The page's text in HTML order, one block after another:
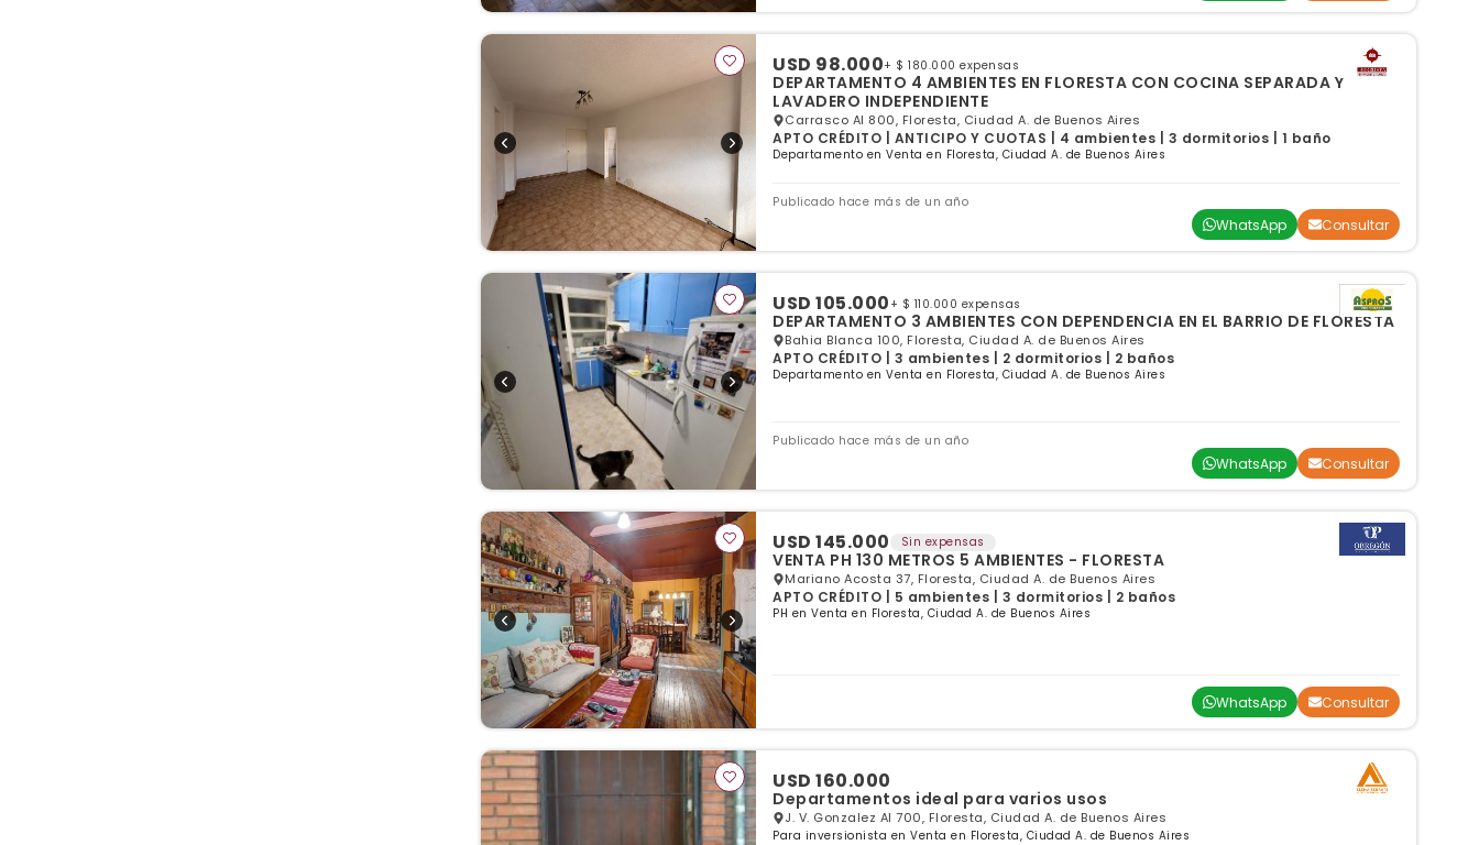
USD 98.000+ $ 180.000 expensas
DEPARTAMENTO 4 AMBIENTES EN FLORESTA CON COCINA SEPARADA Y
LAVADERO INDEPENDIENTE
Carrasco Al 800, Floresta, Ciudad A. de Buenos Aires
APTO CRÉDITO | ANTICIPO Y CUOTAS | 4 ambientes | 3 dormitorios | 1 baño
Departamento en Venta en Floresta, Ciudad A. de Buenos Aires
Publicado hace más de un año
WhatsApp Consultar
USD 105.000 + $ 110.000 expensas
DEPARTAMENTO 3 AMBIENTES CON DEPENDENCIA EN EL BARRIO DE FLORESTA
Bahia Blanca 100, Floresta, Ciudad A. de Buenos Aires
APTO CRÉDITO | 3 ambientes | 2 dormitorios | 2 baños
Departamento en Venta en Floresta, Ciudad A. de Buenos Aires
Publicado hace más de un año
WhatsApp Consultar
USD 145.000 Sin expensas
VENTA PH 130 METROS 5 AMBIENTES - FLORESTA
Mariano Acosta 37, Floresta, Ciudad A. de Buenos Aires
APTO CRÉDITO | 5 ambientes | 3 dormitorios | 2 baños
PH en Venta en Floresta, Ciudad A. de Buenos Aires
WhatsApp Consultar
USD 160.000
Departamentos ideal para varios usos
J. V. Gonzalez Al 700, Floresta, Ciudad A. de Buenos Aires
Para inversionista en Venta en Floresta, Ciudad A. de Buenos Aires